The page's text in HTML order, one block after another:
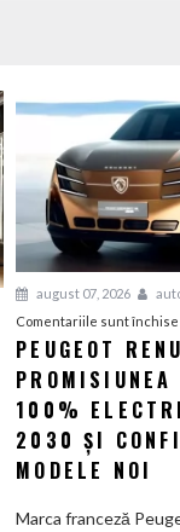
august 07, 2026
Comentariile sunt închise
PEUGEOT
PROMISIUNEA
100%
2030 ȘI
MODELE NOI
Marca franceză